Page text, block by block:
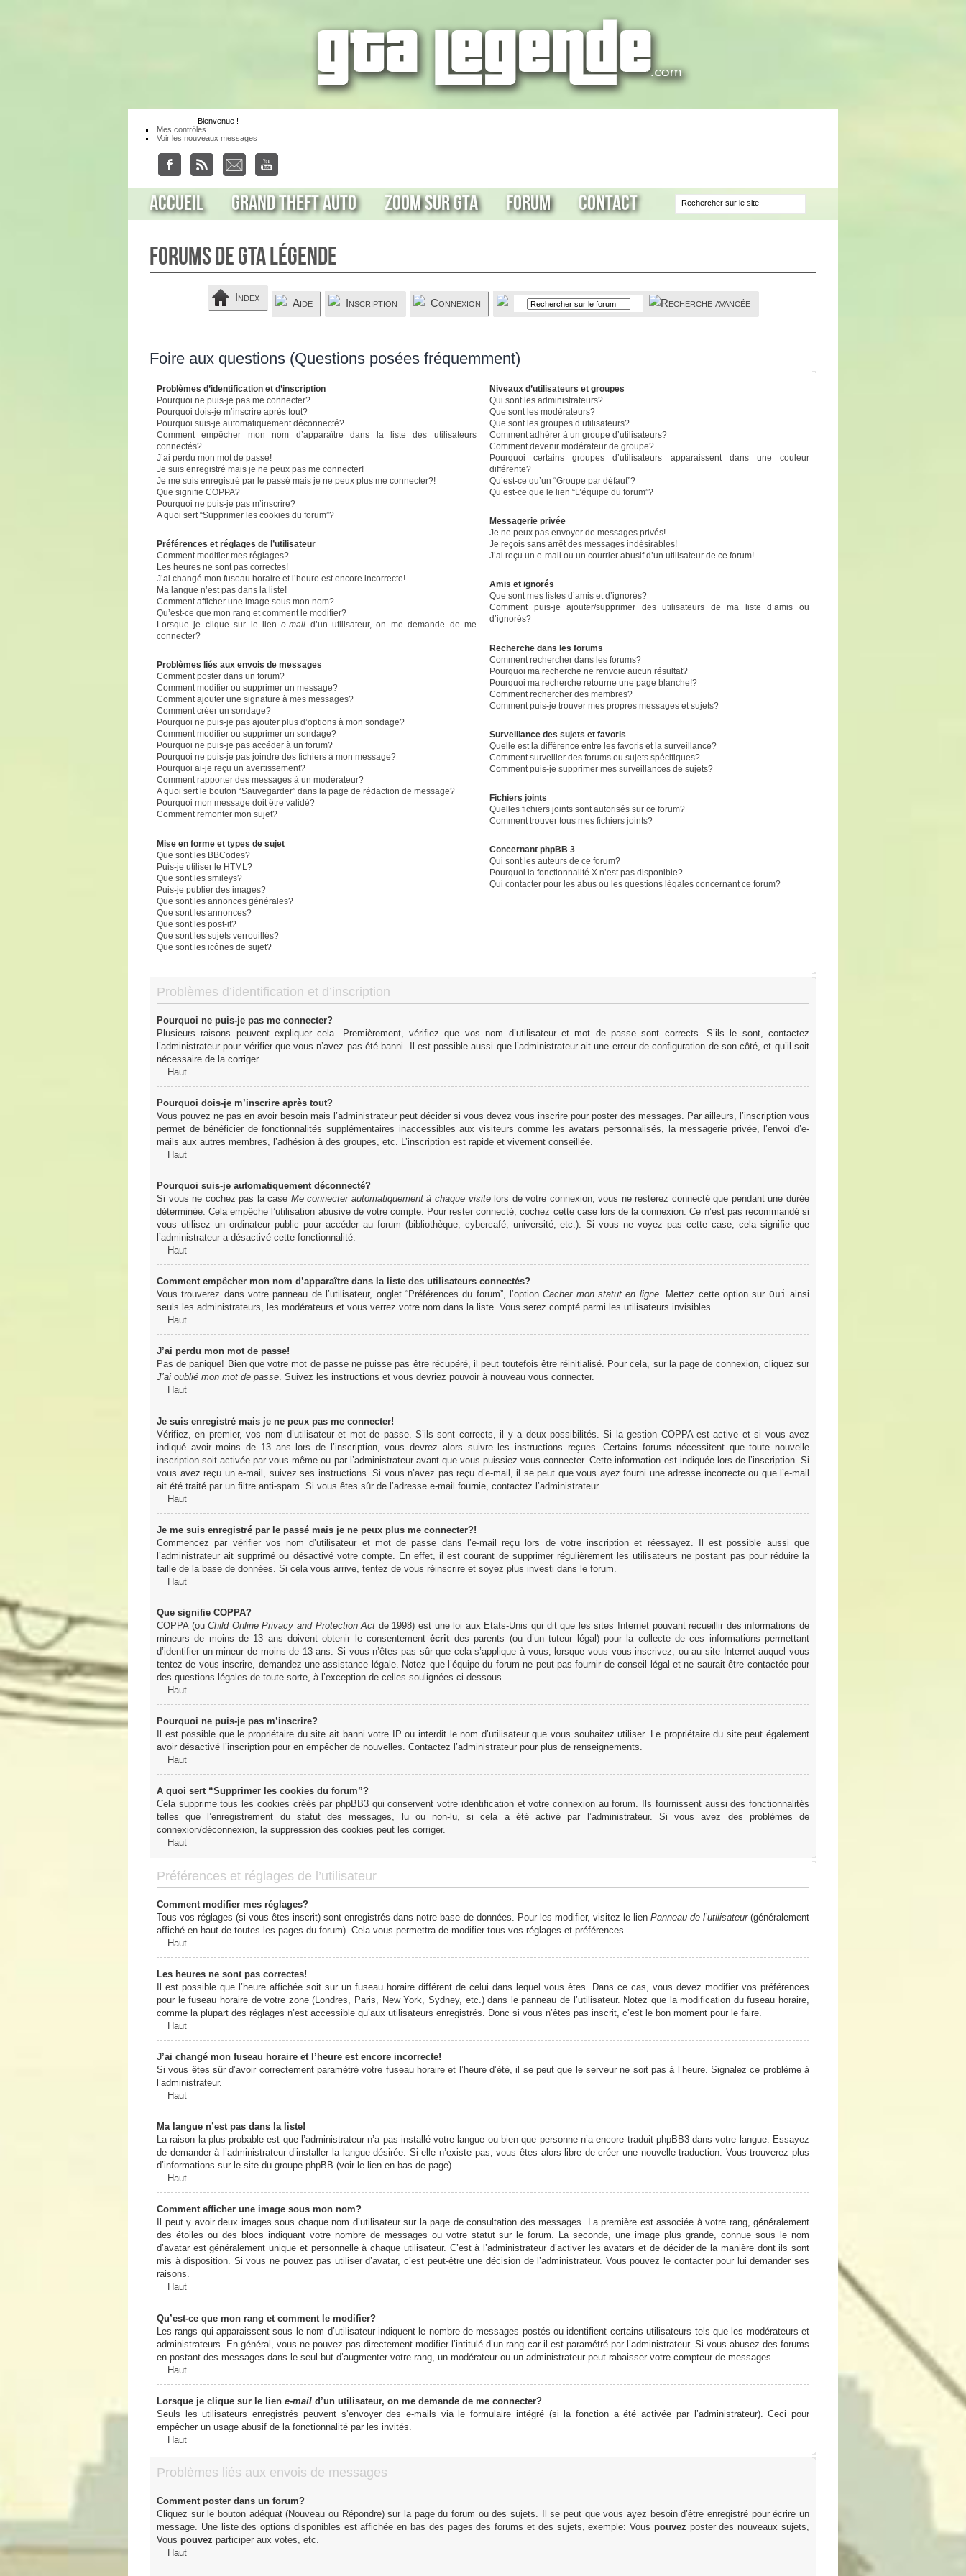
Bienvenue !
Mes contrôles
Voir les nouveaux messages
Accueil Grand Theft Auto Zoom sur GTA Forum Contact
Forums de GTA Légende
Index Aide Inscription Connexion
Foire aux questions (Questions posées fréquemment)
Problèmes d’identification et d’inscription
Pourquoi ne puis-je pas me connecter?
Pourquoi dois-je m’inscrire après tout?
Pourquoi suis-je automatiquement déconnecté?
Comment empêcher mon nom d’apparaître dans la liste des utilisateurs
connectés?
J’ai perdu mon mot de passe!
Je suis enregistré mais je ne peux pas me connecter!
Je me suis enregistré par le passé mais je ne peux plus me connecter?!
Que signifie COPPA?
Pourquoi ne puis-je pas m’inscrire?
A quoi sert “Supprimer les cookies du forum”?
Préférences et réglages de l’utilisateur
Comment modifier mes réglages?
Les heures ne sont pas correctes!
J’ai changé mon fuseau horaire et l’heure est encore incorrecte!
Ma langue n’est pas dans la liste!
Comment afficher une image sous mon nom?
Qu’est-ce que mon rang et comment le modifier?
Lorsque je clique sur le liene-mail d’un utilisateur, on me demande de me
connecter?
Problèmes liés aux envois de messages
Comment poster dans un forum?
Comment modifier ou supprimer un message?
Comment ajouter une signature à mes messages?
Comment créer un sondage?
Pourquoi ne puis-je pas ajouter plus d’options à mon sondage?
Comment modifier ou supprimer un sondage?
Pourquoi ne puis-je pas accéder à un forum?
Pourquoi ne puis-je pas joindre des fichiers à mon message?
Pourquoi ai-je reçu un avertissement?
Comment rapporter des messages à un modérateur?
A quoi sert le bouton “Sauvegarder” dans la page de rédaction de message?
Pourquoi mon message doit être validé?
Comment remonter mon sujet?
Mise en forme et types de sujet
Que sont les BBCodes?
Puis-je utiliser le HTML?
Que sont les smileys?
Puis-je publier des images?
Que sont les annonces générales?
Que sont les annonces?
Que sont les post-it?
Que sont les sujets verrouillés?
Que sont les icônes de sujet?
Niveaux d’utilisateurs et groupes
Qui sont les administrateurs?
Que sont les modérateurs?
Que sont les groupes d’utilisateurs?
Comment adhérer à un groupe d’utilisateurs?
Comment devenir modérateur de groupe?
Pourquoi certains groupes d’utilisateurs apparaissent dans une couleur
différente?
Qu’est-ce qu’un “Groupe par défaut”?
Qu’est-ce que le lien “L’équipe du forum”?
Messagerie privée
Je ne peux pas envoyer de messages privés!
Je reçois sans arrêt des messages indésirables!
J’ai reçu un e-mail ou un courrier abusif d’un utilisateur de ce forum!
Amis et ignorés
Que sont mes listes d’amis et d’ignorés?
Comment puis-je ajouter/supprimer des utilisateurs de ma liste d’amis ou
d’ignorés?
Recherche dans les forums
Comment rechercher dans les forums?
Pourquoi ma recherche ne renvoie aucun résultat?
Pourquoi ma recherche retourne une page blanche!?
Comment rechercher des membres?
Comment puis-je trouver mes propres messages et sujets?
Surveillance des sujets et favoris
Quelle est la différence entre les favoris et la surveillance?
Comment surveiller des forums ou sujets spécifiques?
Comment puis-je supprimer mes surveillances de sujets?
Fichiers joints
Quelles fichiers joints sont autorisés sur ce forum?
Comment trouver tous mes fichiers joints?
Concernant phpBB 3
Qui sont les auteurs de ce forum?
Pourquoi la fonctionnalité X n’est pas disponible?
Qui contacter pour les abus ou les questions légales concernant ce forum?
Problèmes d’identification et d’inscription
Pourquoi ne puis-je pas me connecter?
Plusieurs raisons peuvent expliquer cela. Premièrement, vérifiez que vos nom d’utilisateur et mot de passe sont corrects. S’ils le sont, contactez
l’administrateur pour vérifier que vous n’avez pas été banni. Il est possible aussi que l’administrateur ait une erreur de configuration de son côté, et qu’il soit
nécessaire de la corriger.
Haut
Pourquoi dois-je m’inscrire après tout?
Vous pouvez ne pas en avoir besoin mais l’administrateur peut décider si vous devez vous inscrire pour poster des messages. Par ailleurs, l’inscription vous
permet de bénéficier de fonctionnalités supplémentaires inaccessibles aux visiteurs comme les avatars personnalisés, la messagerie privée, l’envoi d’e-
mails aux autres membres, l’adhésion à des groupes, etc. L’inscription est rapide et vivement conseillée.
Haut
Pourquoi suis-je automatiquement déconnecté?
Si vous ne cochez pas la case Me connecter automatiquement à chaque visitelors de votre connexion, vous ne resterez connecté que pendant une durée
déterminée. Cela empêche l’utilisation abusive de votre compte. Pour rester connecté, cochez cette case lors de la connexion. Ce n’est pas recommandé si
vous utilisez un ordinateur public pour accéder au forum (bibliothèque, cybercafé, université, etc.). Si vous ne voyez pas cette case, cela signifie que
l’administrateur a désactivé cette fonctionnalité.
Haut
Comment empêcher mon nom d’apparaître dans la liste des utilisateurs connectés?
Vous trouverez dans votre panneau de l’utilisateur, onglet “Préférences du forum”, l’optionCacher mon statut en ligne. Mettez cette option sur Oui ainsi
seuls les administrateurs, les modérateurs et vous verrez votre nom dans la liste. Vous serez compté parmi les utilisateurs invisibles.
Haut
J’ai perdu mon mot de passe!
Pas de panique! Bien que votre mot de passe ne puisse pas être récupéré, il peut toutefois être réinitialisé. Pour cela, sur la page de connexion, cliquez sur
J’ai oublié mon mot de passe. Suivez les instructions et vous devriez pouvoir à nouveau vous connecter.
Haut
Je suis enregistré mais je ne peux pas me connecter!
Vérifiez, en premier, vos nom d’utilisateur et mot de passe. S’ils sont corrects, il y a deux possibilités. Si la gestion COPPA est active et si vous avez
indiqué avoir moins de 13 ans lors de l’inscription, vous devrez alors suivre les instructions reçues. Certains forums nécessitent que toute nouvelle
inscription soit activée par vous-même ou par l’administrateur avant que vous puissiez vous connecter. Cette information est indiquée lors de l’inscription. Si
vous avez reçu un e-mail, suivez ses instructions. Si vous n’avez pas reçu d’e-mail, il se peut que vous ayez fourni une adresse incorrecte ou que l’e-mail
ait été traité par un filtre anti-spam. Si vous êtes sûr de l’adresse e-mail fournie, contactez l’administrateur.
Haut
Je me suis enregistré par le passé mais je ne peux plus me connecter?!
Commencez par vérifier vos nom d’utilisateur et mot de passe dans l’e-mail reçu lors de votre inscription et réessayez. Il est possible aussi que
l’administrateur ait supprimé ou désactivé votre compte. En effet, il est courant de supprimer régulièrement les utilisateurs ne postant pas pour réduire la
taille de la base de données. Si cela vous arrive, tentez de vous réinscrire et soyez plus investi dans le forum.
Haut
Que signifie COPPA?
COPPA (ouChild Online Privacy and Protection Act de 1998) est une loi aux Etats-Unis qui dit que les sites Internet pouvant recueillir des informations de
mineurs de moins de 13 ans doivent obtenir le consentementécrit des parents (ou d’un tuteur légal) pour la collecte de ces informations permettant
d’identifier un mineur de moins de 13 ans. Si vous n’êtes pas sûr que cela s’applique à vous, lorsque vous vous inscrivez, ou au site Internet auquel vous
tentez de vous inscrire, demandez une assistance légale. Notez que l’équipe du forum ne peut pas fournir de conseil légal et ne saurait être contactée pour
des questions légales de toute sorte, à l’exception de celles soulignées ci-dessous.
Haut
Pourquoi ne puis-je pas m’inscrire?
Il est possible que le propriétaire du site ait banni votre IP ou interdit le nom d’utilisateur que vous souhaitez utiliser. Le propriétaire du site peut également
avoir désactivé l’inscription pour en empêcher de nouvelles. Contactez l’administrateur pour plus de renseignements.
Haut
A quoi sert “Supprimer les cookies du forum”?
Cela supprime tous les cookies créés par phpBB3 qui conservent votre identification et votre connexion au forum. Ils fournissent aussi des fonctionnalités
telles que l’enregistrement du statut des messages, lu ou non-lu, si cela a été activé par l’administrateur. Si vous avez des problèmes de
connexion/déconnexion, la suppression des cookies peut les corriger.
Haut
Préférences et réglages de l’utilisateur
Comment modifier mes réglages?
Tous vos réglages (si vous êtes inscrit) sont enregistrés dans notre base de données. Pour les modifier, visitez le lien Panneau de l’utilisateur(généralement
affiché en haut de toutes les pages du forum). Cela vous permettra de modifier tous vos réglages et préférences.
Haut
Les heures ne sont pas correctes!
Il est possible que l’heure affichée soit sur un fuseau horaire différent de celui dans lequel vous êtes. Dans ce cas, vous devez modifier vos préférences
pour le fuseau horaire de votre zone (Londres, Paris, New York, Sydney, etc.) dans le panneau de l’utilisateur. Notez que la modification du fuseau horaire,
comme la plupart des réglages n’est accessible qu’aux utilisateurs enregistrés. Donc si vous n’êtes pas inscrit, c’est le bon moment pour le faire.
Haut
J’ai changé mon fuseau horaire et l’heure est encore incorrecte!
Si vous êtes sûr d’avoir correctement paramétré votre fuseau horaire et l’heure d’été, il se peut que le serveur ne soit pas à l’heure. Signalez ce problème à
l’administrateur.
Haut
Ma langue n’est pas dans la liste!
La raison la plus probable est que l’administrateur n’a pas installé votre langue ou bien que personne n’a encore traduit phpBB3 dans votre langue. Essayez
de demander à l’administrateur d’installer la langue désirée. Si elle n’existe pas, vous êtes alors libre de créer une nouvelle traduction. Vous trouverez plus
d’informations sur le site du groupe phpBB (voir le lien en bas de page).
Haut
Comment afficher une image sous mon nom?
Il peut y avoir deux images sous chaque nom d’utilisateur sur la page de consultation des messages. La première est associée à votre rang, généralement
des étoiles ou des blocs indiquant votre nombre de messages ou votre statut sur le forum. La seconde, une image plus grande, connue sous le nom
d’avatar est généralement unique et personnelle à chaque utilisateur. C’est à l’administrateur d’activer les avatars et de décider de la manière dont ils sont
mis à disposition. Si vous ne pouvez pas utiliser d’avatar, c’est peut-être une décision de l’administrateur. Vous pouvez le contacter pour lui demander ses
raisons.
Haut
Qu’est-ce que mon rang et comment le modifier?
Les rangs qui apparaissent sous le nom d’utilisateur indiquent le nombre de messages postés ou identifient certains utilisateurs tels que les modérateurs et
administrateurs. En général, vous ne pouvez pas directement modifier l’intitulé d’un rang car il est paramétré par l’administrateur. Si vous abusez des forums
en postant des messages dans le seul but d’augmenter votre rang, un modérateur ou un administrateur peut rabaisser votre compteur de messages.
Haut
Lorsque je clique sur le lien e-mail d’un utilisateur, on me demande de me connecter?
Seuls les utilisateurs enregistrés peuvent s’envoyer des e-mails via le formulaire intégré (si la fonction a été activée par l’administrateur). Ceci pour
empêcher un usage abusif de la fonctionnalité par les invités.
Haut
Problèmes liés aux envois de messages
Comment poster dans un forum?
Cliquez sur le bouton adéquat (Nouveau ou Répondre) sur la page du forum ou des sujets. Il se peut que vous ayez besoin d’être enregistré pour écrire un
message. Une liste des options disponibles est affichée en bas des pages des forums et des sujets, exemple: Vous pouvez poster des nouveaux sujets,
Vous pouvez participer aux votes, etc.
Haut